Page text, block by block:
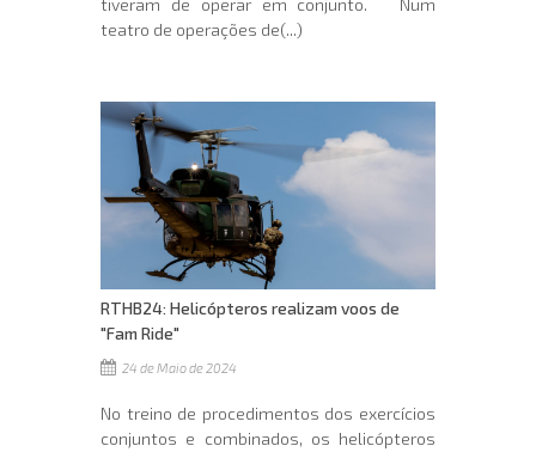
teatro de operações de(...)
RTHB24: Helicópteros realizam voos de
"Fam Ride"
24 de Maio de 2024
No treino de procedimentos dos exercícios
conjuntos e combinados, os helicópteros